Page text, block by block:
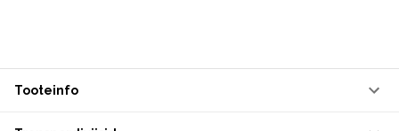
Tooteinfo